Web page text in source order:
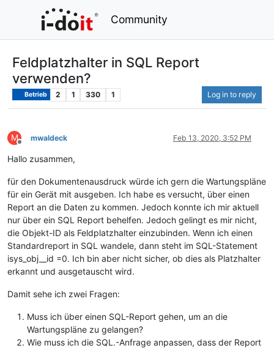
Community
Feldplatzhalter in SQL Report
verwenden?
Betrieb 2 1 330 1 Log in to reply
M
Offline
mwaldeck Feb 13, 2020, 3:52 PM
Hallo zusammen,
für den Dokumentenausdruck würde ich gern die Wartungspläne
für ein Gerät mit ausgeben. Ich habe es versucht, über einen
Report an die Daten zu kommen. Jedoch konnte ich mir aktuell
nur über ein SQL Report behelfen. Jedoch gelingt es mir nicht,
die Objekt-ID als Feldplatzhalter einzubinden. Wenn ich einen
Standardreport in SQL wandele, dann steht im SQL-Statement
isys_obj__id =0. Ich bin aber nicht sicher, ob dies als Platzhalter
erkannt und ausgetauscht wird.
Damit sehe ich zwei Fragen:
Muss ich über einen SQL-Report gehen, um an die
Wartungspläne zu gelangen?
Wie muss ich die SQL.-Anfrage anpassen, dass der Report